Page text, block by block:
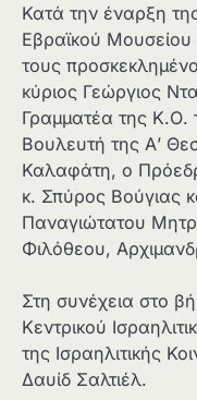
Κατά την έναρξη
Εβραϊκού Μουσείου
τους
κύριος Γεώργιος
Γραμματέα της Κ.Ο.
Βουλευτή της Α’
Καλαφάτη, ο
κ. Σπύρος Βούγιας
Παναγιώτατου
Φιλόθεου,
Στη συνέχεια στο
Κεντρικού
της Ισραηλιτικής
Δαυίδ Σαλτιέλ.